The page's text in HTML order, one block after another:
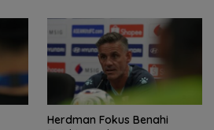
Herdman Fokus Benahi